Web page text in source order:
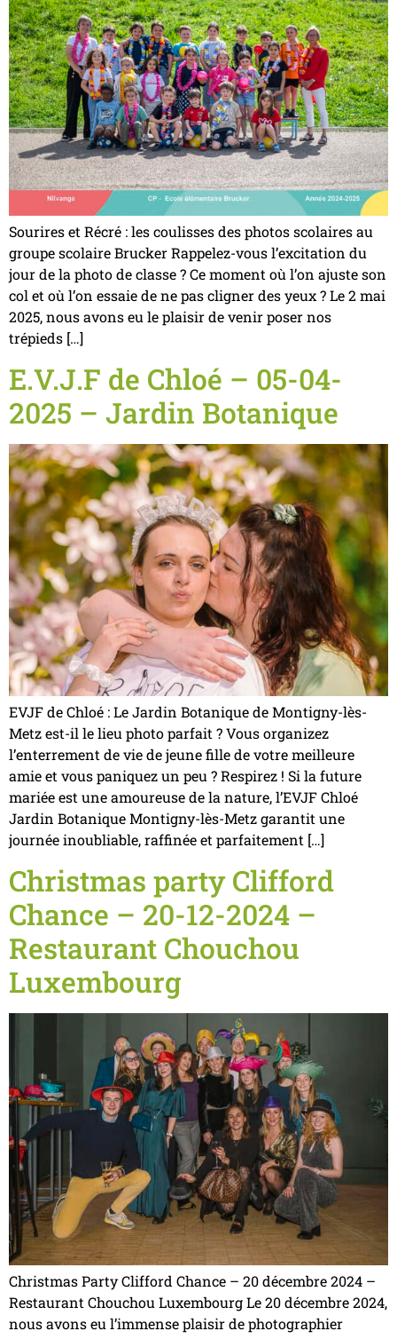
Sourires et Récré : les coulisses des photos scolaires au
groupe scolaire Brucker Rappelez-vous l’excitation du
jour de la photo de classe ? Ce moment où l’on ajuste son
col et où l’on essaie de ne pas cligner des yeux ? Le 2 mai
2025, nous avons eu le plaisir de venir poser nos
trépieds […]
E.V.J.F de Chloé – 05-04-
2025 – Jardin Botanique
EVJF de Chloé : Le Jardin Botanique de Montigny-lès-
Metz est-il le lieu photo parfait ? Vous organizez
l’enterrement de vie de jeune fille de votre meilleure
amie et vous paniquez un peu ? Respirez ! Si la future
mariée est une amoureuse de la nature, l’EVJF Chloé
Jardin Botanique Montigny-lès-Metz garantit une
journée inoubliable, raffinée et parfaitement […]
Christmas party Clifford
Chance – 20-12-2024 –
Restaurant Chouchou
Luxembourg
Christmas Party Clifford Chance – 20 décembre 2024 –
Restaurant Chouchou Luxembourg Le 20 décembre 2024,
nous avons eu l’immense plaisir de photographier